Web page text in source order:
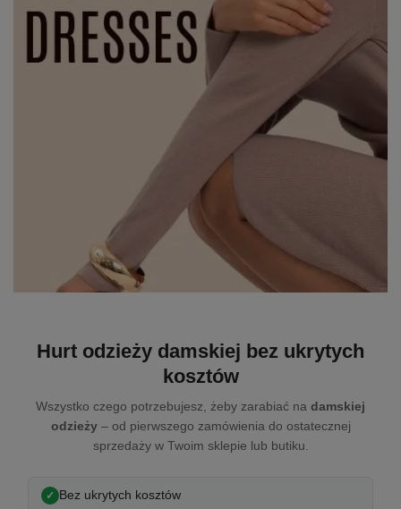
Hurt odzieży damskiej bez ukrytych
kosztów
Wszystko czego potrzebujesz, żeby zarabiać na damskiej
odzieży– od pierwszego zamówienia do ostatecznej
sprzedaży w Twoim sklepie lub butiku.
Bez ukrytych kosztów